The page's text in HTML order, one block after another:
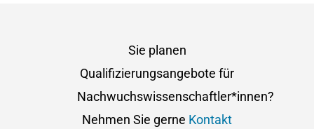
Sie planen
Qualifizierungsangebote für
Nachwuchswissenschaftler*innen?
Nehmen Sie gerne Kontakt